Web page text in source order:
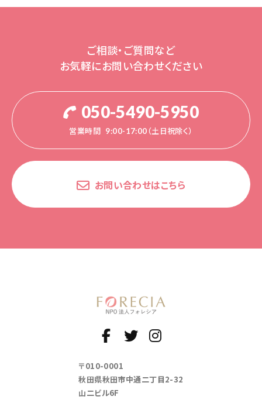
ご相談・ご質問など
お気軽にお問い合わせください
050-5490-5950
営業時間 9:00-17:00（土日祝除く）
お問い合わせはこちら
〒010-0001
秋田県秋田市中通二丁目2-32
山二ビル6F